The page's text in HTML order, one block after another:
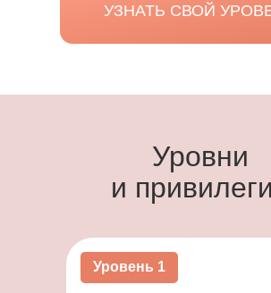
УЗНАТЬ СВОЙ
Уровни
и
Уровень 1